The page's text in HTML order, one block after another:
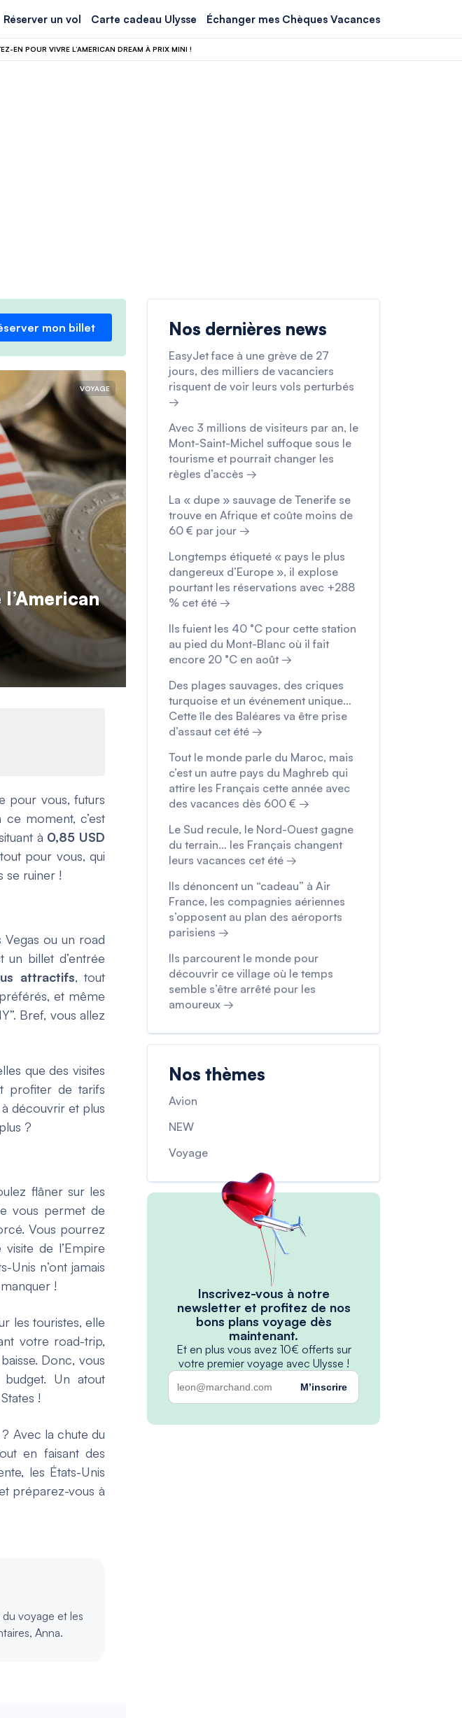
Réserver un vol Carte cadeau Ulysse Échanger mes Chèques Vacances
EN POUR VIVRE L’AMERICAN DREAM À PRIX MINI !
mon billet
VOYAGE
pour vous, futurs
ce moment, c’est
à 0,85 USD
pour vous, qui
se ruiner !
Vegas ou un road
un billet d’entrée
attractifs, tout
et même
Bref, vous allez
que des visites
profiter de tarifs
découvrir et plus
?
flâner sur les
vous permet de
Vous pourrez
de l’Empire
Unis n’ont jamais
!
les touristes, elle
votre road-trip,
Donc, vous
Un atout
!
Avec la chute du
en faisant des
les États-Unis
préparez-vous à
voyage et les
Anna.
Nos dernières news
EasyJet face à une grève de 27
jours, des milliers de vacanciers
risquent de voir leurs vols perturbés
→
Avec 3 millions de visiteurs par an, le
Mont-Saint-Michel suffoque sous le
tourisme et pourrait changer les
règles d’accès →
La « dupe » sauvage de Tenerife se
trouve en Afrique et coûte moins de
60 € par jour →
Longtemps étiqueté « pays le plus
dangereux d’Europe », il explose
pourtant les réservations avec +288
% cet été →
Ils fuient les 40 °C pour cette station
au pied du Mont-Blanc où il fait
encore 20 °C en août →
Des plages sauvages, des criques
turquoise et un événement unique…
Cette île des Baléares va être prise
d’assaut cet été →
Tout le monde parle du Maroc, mais
c’est un autre pays du Maghreb qui
attire les Français cette année avec
des vacances dès 600 € →
Le Sud recule, le Nord-Ouest gagne
du terrain… les Français changent
leurs vacances cet été →
Ils dénoncent un “cadeau” à Air
France, les compagnies aériennes
s’opposent au plan des aéroports
parisiens →
Ils parcourent le monde pour
découvrir ce village où le temps
semble s’être arrêté pour les
amoureux →
Nos thèmes
Avion
NEW
Voyage
Inscrivez-vous à notre
newsletter et profitez de nos
bons plans voyage dès
maintenant.
Et en plus vous avez 10€ offerts sur
votre premier voyage avec Ulysse !
M’inscrire